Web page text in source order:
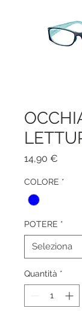
14,90 €
COLORE *
POTERE *
Quantità *